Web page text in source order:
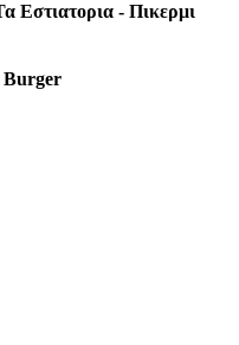
Εστιατορια - Πικερμι
Burger